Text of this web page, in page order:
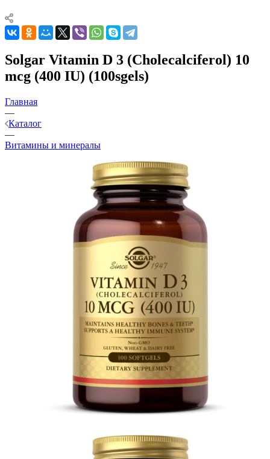
Solgar Vitamin D 3 (Cholecalciferol) 10
mcg (400 IU) (100sgels)
Главная
—
Каталог
—
Витамины и минералы